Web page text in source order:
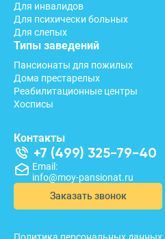
Для инвалидов
Для психически больных
Для слепых
Типы заведений
Пансионаты для пожилых
Дома престарелых
Реабилитационные центры
Хосписы
Контакты
+7 (499) 325-79-40
Email:
info@moy-pansionat.ru
Заказать звонок